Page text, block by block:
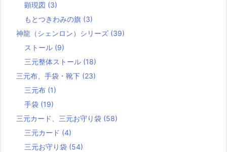
顕現図 (3)
もとつきわみの旗 (3)
神龍（シェンロン）シリーズ (39)
ストール (9)
三元整体ストール (18)
三元布、手袋・靴下 (23)
三元布 (1)
手袋 (19)
三元カード、三元お守り袋 (58)
三元カード (4)
三元お守り袋 (54)